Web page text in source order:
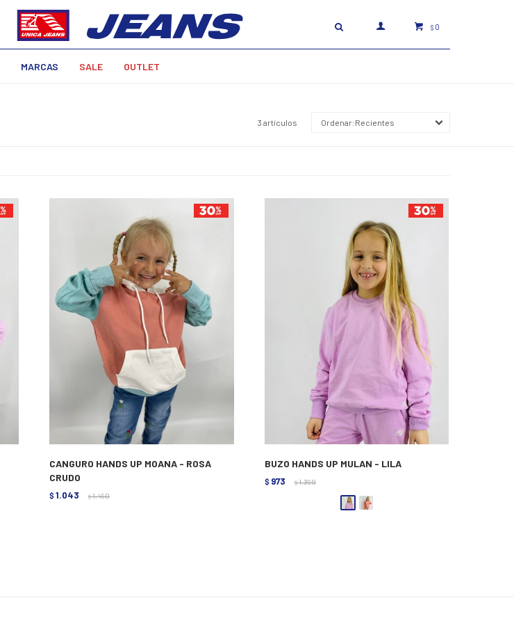
MARCAS SALE OUTLET
$ 0
3 artículos Recientes
CANGURO HANDS UP MOANA - ROSA
CRUDO
$ 1.043 $ 1.490
BUZO HANDS UP MULAN - LILA
$ 973 $ 1.390